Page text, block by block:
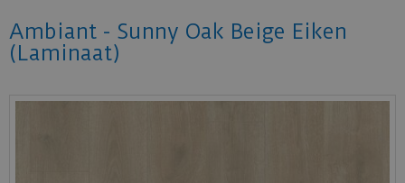
Ambiant - Sunny Oak Beige Eiken
(Laminaat)